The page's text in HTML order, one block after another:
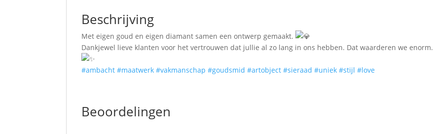
Beschrijving
Met eigen goud en eigen diamant samen een ontwerp gemaakt.
Dankjewel lieve klanten voor het vertrouwen dat jullie al zo lang in ons hebben. Dat waarderen we enorm.
#ambacht #maatwerk #vakmanschap #goudsmid #artobject #sieraad #uniek #stijl #love
Beoordelingen